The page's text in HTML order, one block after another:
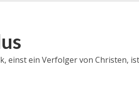
einst ein Verfolger von Christen,